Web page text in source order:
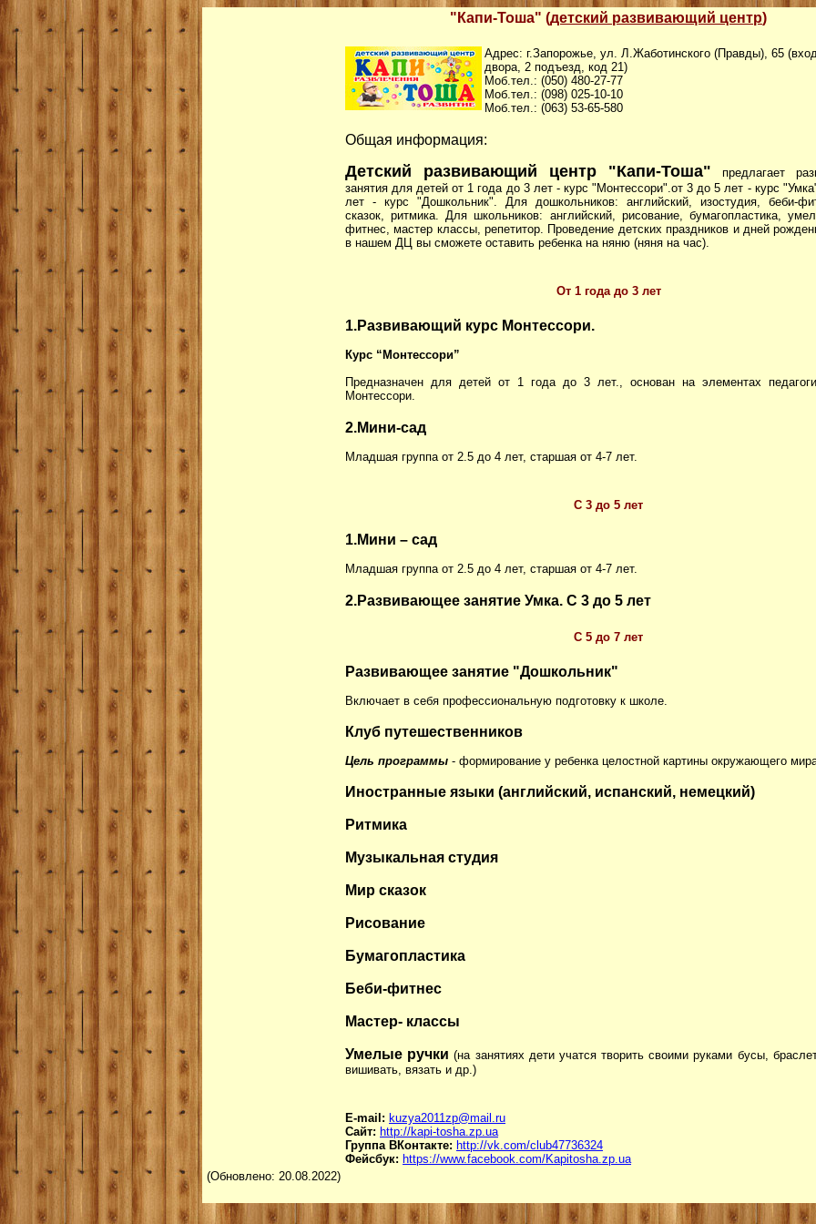
"Капи-Тоша" (детский развивающий центр)
Адрес: г.Запорожье, ул. Л.Жаботинского (Правды), 65
двора, 2 подъезд, код 21)
Моб.тел.: (050) 480-27-77
Моб.тел.: (098) 025-10-10
Моб.тел.: (063) 53-65-580
Общая информация:
Детский развивающий центр "Капи-Тоша" предлагает
занятия для детей от 1 года до 3 лет - курс "Монтессори".от 3 до 5 лет - курс
лет - курс "Дошкольник". Для дошкольников: английский, изостудия, беби-
сказок, ритмика. Для школьников: английский, рисование, бумагопластика,
фитнес, мастер классы, репетитор. Проведение детских праздников и дней
в нашем ДЦ вы сможете оставить ребенка на няню (няня на час).
От 1 года до 3 лет
1.Развивающий курс Монтессори.
Курс “Монтессори”
Предназначен для детей от 1 года до 3 лет., основан на элементах
Монтессори.
2.Мини-сад
Младшая группа от 2.5 до 4 лет, старшая от 4-7 лет.
С 3 до 5 лет
1.Мини – сад
Младшая группа от 2.5 до 4 лет, старшая от 4-7 лет.
2.Развивающее занятие Умка. С 3 до 5 лет
С 5 до 7 лет
Развивающее занятие "Дошкольник"
Включает в себя профессиональную подготовку к школе.
Клуб путешественников
Цель программы - формирование у ребенка целостной картины окружающего
Иностранные языки (английский, испанский, немецкий)
Ритмика
Музыкальная студия
Мир сказок
Рисование
Бумагопластика
Беби-фитнес
Мастер- классы
Умелые ручки(на занятиях дети учатся творить своими руками бусы,
вишивать, вязать и др.)
E-mail: kuzya2011zp@mail.ru
Сайт: http://kapi-tosha.zp.ua
Группа ВКонтакте: http://vk.com/club47736324
Фейсбук: https://www.facebook.com/Kapitosha.zp.ua
(Обновлено: 20.08.2022)